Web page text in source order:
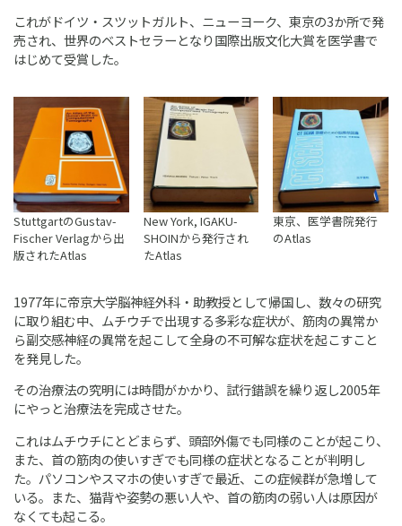
これがドイツ・スツットガルト、ニューヨーク、東京の3か所で発
売され、世界のベストセラーとなり国際出版文化大賞を医学書で
はじめて受賞した。
StuttgartのGustav-
Fischer Verlagから出
版されたAtlas
New York, IGAKU-
SHOINから発行され
たAtlas
東京、医学書院発行
のAtlas
1977年に帝京大学脳神経外科・助教授として帰国し、数々の研究
に取り組む中、ムチウチで出現する多彩な症状が、筋肉の異常か
ら副交感神経の異常を起こして全身の不可解な症状を起こすこと
を発見した。
その治療法の究明には時間がかかり、試行錯誤を繰り返し2005年
にやっと治療法を完成させた。
これはムチウチにとどまらず、頭部外傷でも同様のことが起こり、
また、首の筋肉の使いすぎでも同様の症状となることが判明し
た。パソコンやスマホの使いすぎで最近、この症候群が急増して
いる。また、猫背や姿勢の悪い人や、首の筋肉の弱い人は原因が
なくても起こる。